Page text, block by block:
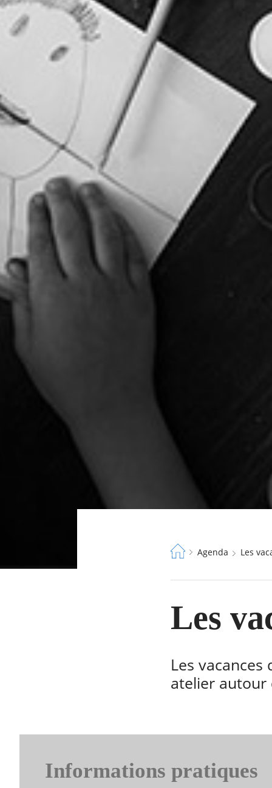
Fil
Agenda Les
Les
Les
atelier autour
Informations pratiques